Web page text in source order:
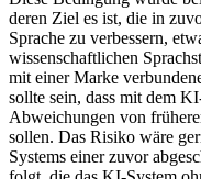
deren Ziel es ist, die in
Sprache zu verbessern,
wissenschaftlichen
mit einer Marke
sollte sein, dass mit dem
Abweichungen von
sollen. Das Risiko wäre
Systems einer zuvor